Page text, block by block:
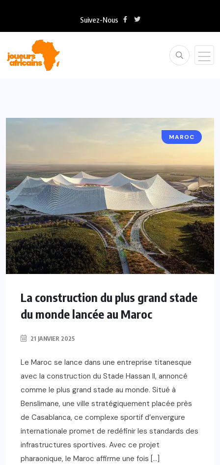
Suivez-Nous
MAROC
La construction du plus grand stade
du monde lancée au Maroc
21 JANVIER 2025
Le Maroc se lance dans une entreprise titanesque
avec la construction du Stade Hassan II, annoncé
comme le plus grand stade au monde. Situé à
Benslimane, une ville stratégiquement placée près
de Casablanca, ce complexe sportif d’envergure
internationale promet de redéfinir les standards des
infrastructures sportives. Avec ce projet
pharaonique, le Maroc affirme une fois […]